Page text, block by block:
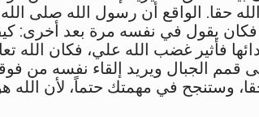
حقا. الواقع أن رسول الله صلى
فكان يقول في نفسه مرة بعد أخرى:
فأثير غضب الله علي، فكان الله
الجبال ويريد إلقاء نفسه من
وستنجح في مهمتك حتماً، لأن الله